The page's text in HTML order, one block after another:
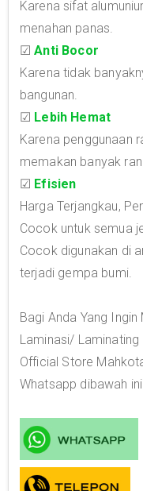
Karena sifat
menahan panas.
☑Anti Bocor
Karena tidak
bangunan.
☑ Lebih Hemat
Karena penggunaan
memakan banyak
☑ Efisien
Harga Terjangkau,
Cocok untuk semua
Cocok digunakan di
terjadi gempa bumi.
Bagi Anda Yang
Laminasi/
Official Store
Whatsapp dibawah